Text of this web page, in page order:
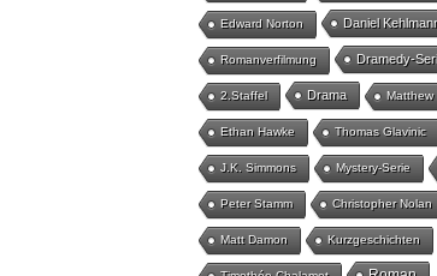
Edward Norton Daniel
Romanverfilmung Dramedy-
2.Staffel Drama Matthew
Ethan Hawke Thomas Glavinic
J.K. Simmons Mystery-Serie
Peter Stamm Christopher Nolan
Matt Damon Kurzgeschichten